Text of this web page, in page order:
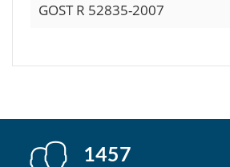
GOST R 52835-2007
1457